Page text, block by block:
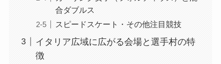
合ダブルス
スピードスケート・その他注目競技
イタリア広域に広がる会場と選手村の特
徴